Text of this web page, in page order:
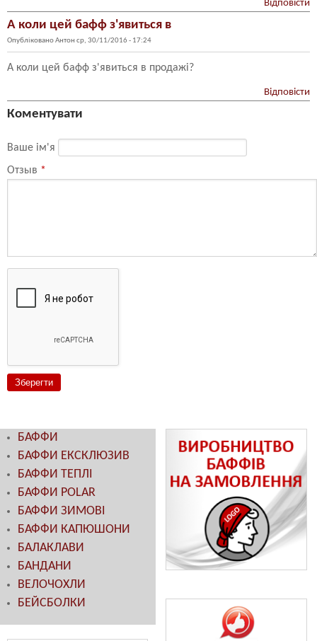
Відповісти
А коли цей бафф з'явиться в
ОпублікованоАнтон ср, 30/11/2016 - 17:24
А коли цей бафф з'явиться в продажі?
Відповісти
Коментувати
Ваше ім'я
Отзыв *
БАФФИ
БАФФИ ЕКСКЛЮЗИВ
БАФФИ ТЕПЛІ
БАФФИ POLAR
БАФФИ ЗИМОВІ
БАФФИ КАПЮШОНИ
БАЛАКЛАВИ
БАНДАНИ
ВЕЛОЧОХЛИ
БЕЙСБОЛКИ